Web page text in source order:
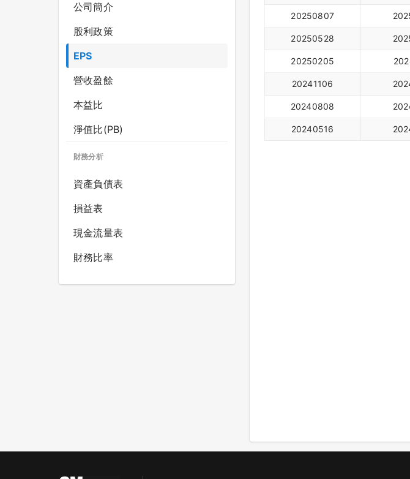
公司簡介
股利政策
EPS
營收盈餘
本益比
淨值比(PB)
財務分析
資產負債表
損益表
現金流量表
財務比率
20250807
20250528
20250205
20241106
20240808
20240516